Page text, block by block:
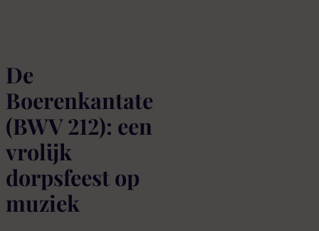
De
Boerenkantate
(BWV 212): een
vrolijk
dorpsfeest op
muziek